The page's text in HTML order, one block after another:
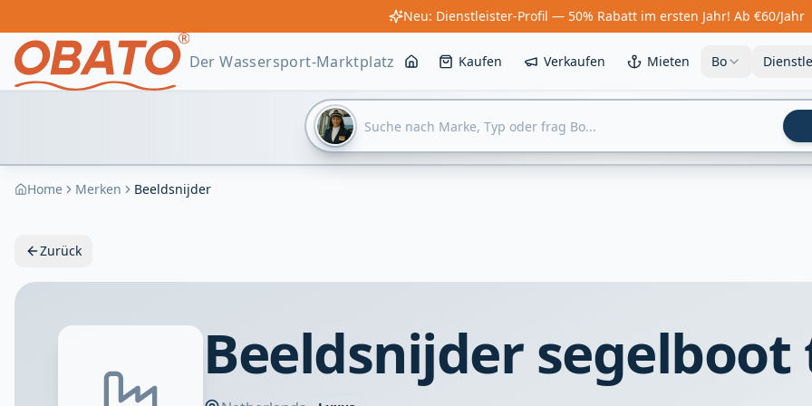
Neu: Dienstleister-Profil — 50% Rabatt im ersten Jahr! Ab €60/Jahr
Der Wassersport-Marktplatz Kaufen Verkaufen Mieten Bo
Home Merken Beeldsnijder
Zurück
Beeldsnijder segelboot